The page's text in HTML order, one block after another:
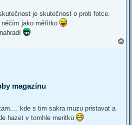
je skutečnost o proti fotce.
jako měřítko
o
magazínu
kde s tim sakra muzu pristavat a
hazet v tomhle meritku